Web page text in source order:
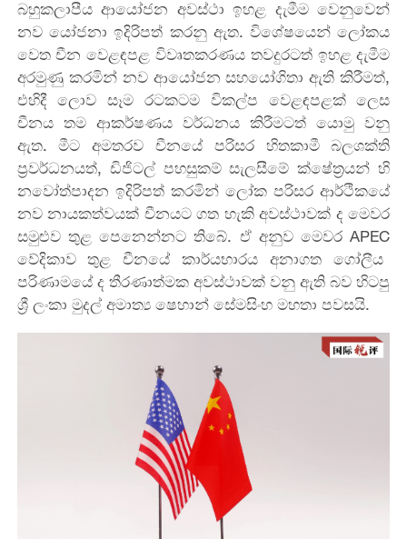
බහුකලාපීය ආයෝජන අවස්ථාඉහළ දැමීම වෙනුවෙන්
නව යෝජනා ඉදිරිපත් කරනු ඇත. විශේෂයෙන් ලෝකය
වෙත චීන වෙළඳපළ විවෘතකරණය තවදුරටත් ඉහළ දැමීම
අරමුණු කරමින් නව ආයෝජන සහයෝගිතා ඇති කිරීමත්,
එහිදී ලොව සෑම රටකටම විකල්ප වෙළඳපළක් ලෙස
චීනය තම ආකර්ෂණය වර්ධනය කිරීමටත් යොමු වනු
ඇත. මීට අමතරව චීනයේ පරිසර
හිතකාමී බලශක්ති
ප්‍රවර්ධනයත්, ඩිජිටල් පහසුකම් සැලසීමේ ක්ෂේත්‍රයන් හි
නවෝත්පාදන ඉදිරිපත් කරමින් ලෝක පරිසර ආර්ථිකයේ
නව නායකත්වයක් චීනයටගත හැකි අවස්ථාවක් ද මෙවර
සමුළුව තුළ පෙනෙන්නට තිබේ. ඒ අනුව මෙවරAPEC
වේදිකාව තුළ චීනයේ කාර්යභාරය අනාගත ගෝලීය
පරිණාමයේ ද තීරණාත්මක අවස්ථාවක් වනු ඇති බව හිටපු
ශ්‍රී ලංකා මුදල් අමාත්‍ය ෂෙහාන් සේමසිංහ මහතා පවසයි.